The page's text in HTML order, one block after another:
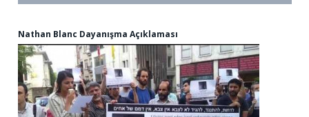
Nathan Blanc Dayanışma Açıklaması